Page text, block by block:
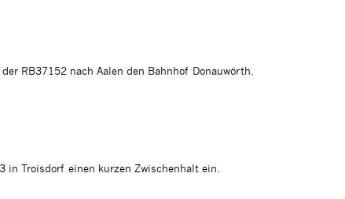
RB37152 nach Aalen den Bahnhof Donauwörth.
in Troisdorf einen kurzen Zwischenhalt ein.